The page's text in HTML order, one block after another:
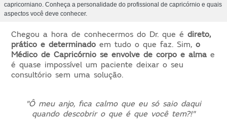
capricorniano. Conheça a personalidade do profissional de capricórnio e quais
aspectos você deve conhecer.
Chegou a hora de conhecermos do Dr. que é direto,
prático e determinado em tudo o que faz. Sim,o
Médico de Capricórnio se envolve de corpo e almae
é quase impossível um paciente deixar o seu
consultório sem uma solução.
"Ô meu anjo, fica calmo que eu só saio daqui
quando descobrir o que é que você tem?!"